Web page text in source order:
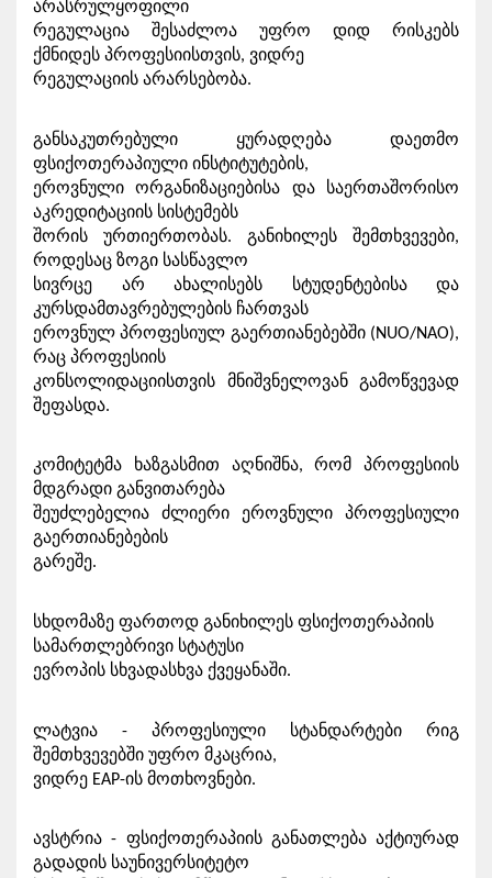
არასრულყოფილი
რეგულაცია შესაძლოა უფრო დიდ რისკებს
ქმნიდეს პროფესიისთვის, ვიდრე
რეგულაციის არარსებობა.
განსაკუთრებული ყურადღება დაეთმო
ფსიქოთერაპიული ინსტიტუტების,
ეროვნული ორგანიზაციებისა და საერთაშორისო
აკრედიტაციის სისტემებს
შორის ურთიერთობას. განიხილეს შემთხვევები,
როდესაც ზოგი სასწავლო
სივრცე არ ახალისებს სტუდენტებისა და
კურსდამთავრებულების ჩართვას
ეროვნულ პროფესიულ გაერთიანებებში (NUO/NAO),
რაც პროფესიის
კონსოლიდაციისთვის მნიშვნელოვან გამოწვევად
შეფასდა.
კომიტეტმა ხაზგასმით აღნიშნა, რომ პროფესიის
მდგრადი განვითარება
შეუძლებელია ძლიერი ეროვნული პროფესიული
გაერთიანებების
გარეშე.
სხდომაზე ფართოდ განიხილეს ფსიქოთერაპიის
სამართლებრივი სტატუსი
ევროპის სხვადასხვა ქვეყანაში.
ლატვია - პროფესიული სტანდარტები რიგ
შემთხვევებში უფრო მკაცრია,
ვიდრე EAP-ის მოთხოვნები.
ავსტრია - ფსიქოთერაპიის განათლება აქტიურად
გადადის საუნივერსიტეტო